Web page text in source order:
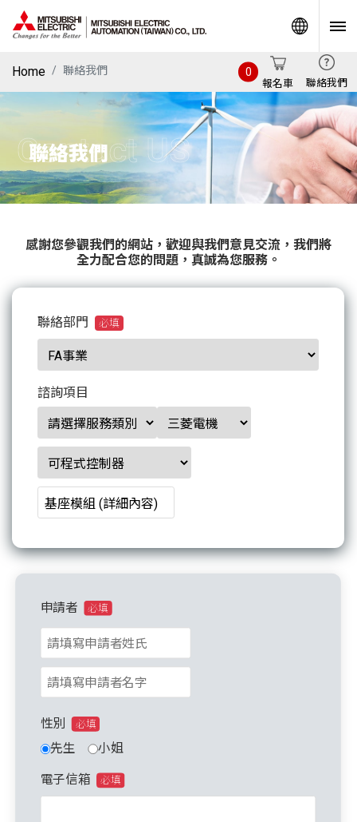
Home 聯絡我們
報名車
0
聯絡我們
聯絡我們
Contact US
感謝您參觀我們的網站，歡迎與我們意見交流，我們將
全力配合您的問題，真誠為您服務。
聯絡部門 必填
諮詢項目
申請者 必填
性別 必填
先生 小姐
電子信箱 必填